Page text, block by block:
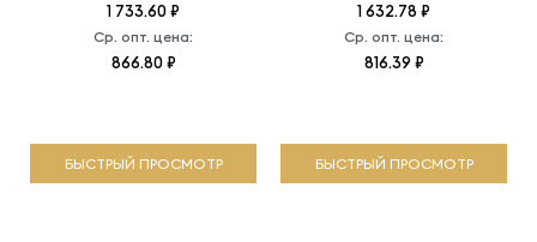
1 733.60 ₽
Ср. опт. цена:
866.80 ₽
БЫСТРЫЙ ПРОСМОТР
1 632.78 ₽
Ср. опт. цена:
816.39 ₽
БЫСТРЫЙ ПРОСМОТР